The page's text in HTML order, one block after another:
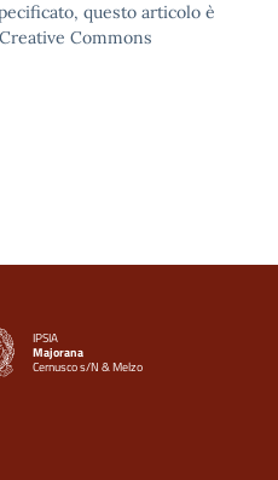
questo articolo è
Commons
IPSIA
Majorana
Cernusco s/N & Melzo